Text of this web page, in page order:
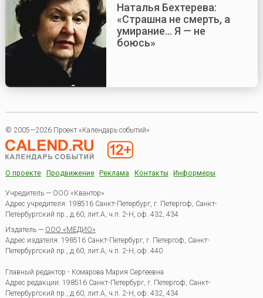
Наталья Бехтерева:
«Страшна не смерть, а
умирание... Я — не
боюсь»
© 2005—2026 Проект «Календарь событий»
О проекте Продвижение Реклама Контакты Информеры
Учредитель — ООО «Квантор»
Адрес учредителя: 198516 Санкт-Петербург, г. Петергоф, Санкт-
Петербургский пр., д.60, лит.А, ч.п. 2-Н, оф. 432, 434
Издатель — ООО «МЕДИО»
Адрес издателя: 198516 Санкт-Петербург, г. Петергоф, Санкт-
Петербургский пр., д.60, лит.А, ч.п. 2-Н, оф. 440
Главный редактор - Комарова Мария Сергеевна
Адрес редакции: 198516 Санкт-Петербург, г. Петергоф, Санкт-
Петербургский пр., д.60, лит.А, ч.п. 2-Н, оф. 432, 434